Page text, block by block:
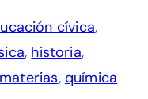
cívica,
, historia,
materias, química